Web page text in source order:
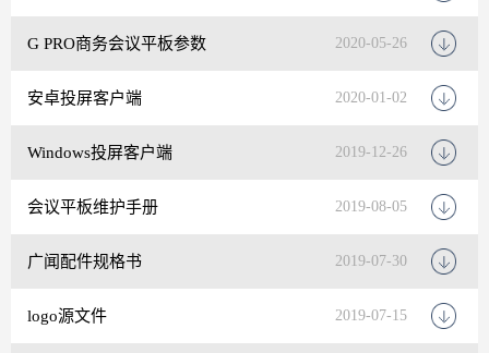
G PRO商务会议平板参数 2020-05-26
安卓投屏客户端 2020-01-02
Windows投屏客户端 2019-12-26
会议平板维护手册 2019-08-05
广闻配件规格书 2019-07-30
logo源文件 2019-07-15